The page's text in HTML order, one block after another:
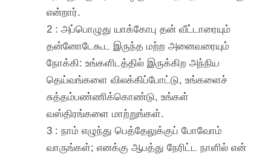
என்றார்.
2 : அப்பொழுது யாக்கோபு தன் வீட்டாரையும்
தன்னோடேகூட இருந்த மற்ற அனைவரையும்
நோக்கி: உங்களிடத்தில் இருக்கிற அந்நிய
தெய்வங்களை விலக்கிப்போட்டு, உங்களைச்
சுத்தம்பண்ணிக்கொண்டு, உங்கள்
வஸ்திரங்களை மாற்றுங்கள்.
3 : நாம் எழுந்து பெத்தேலுக்குப் போவோம்
வாருங்கள்; எனக்கு ஆபத்து நேரிட்ட நாளில் என்